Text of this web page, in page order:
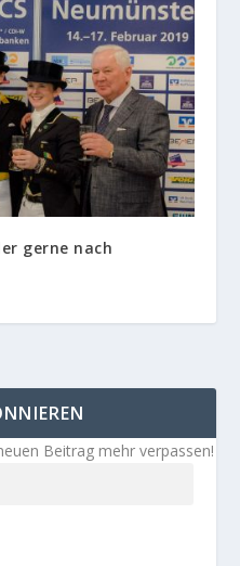
gerne nach
Beitrag mehr verpassen!